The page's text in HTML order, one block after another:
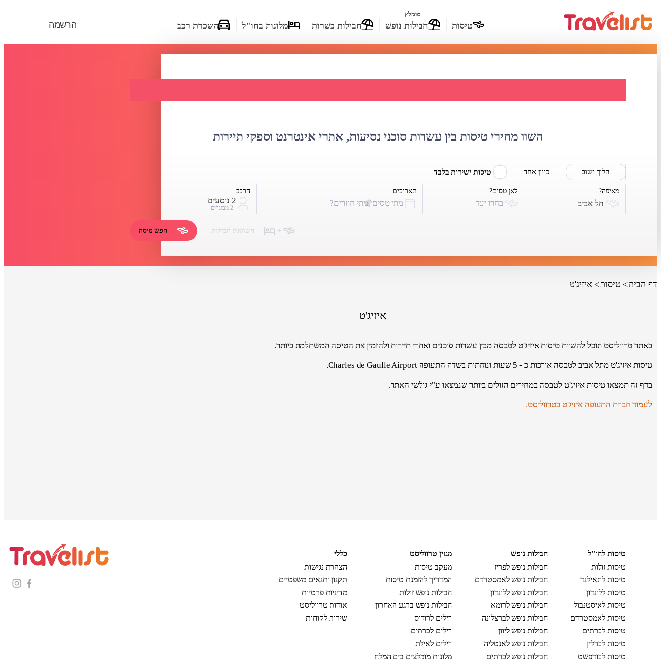
הרשמה טיסות
מומלץ
חבילות נופש חבילות כשרות מלונות בחו"ל השכרת רכב
השוו מחירי טיסות בין עשרות סוכני נסיעות, אתרי אינטרנט וספקי תיירות
הלוך ושוב כיוון אחד טיסות ישירות בלבד
מאיפה?
תל אביב
לאן טסים?
בחרו יעד
תאריכים
מתי טסים?מתי חוזרים?
הרכב
2 נוסעים
2 מבוגרים
+ השוואת חבילות חפש טיסה
דף הבית טיסות איזיג'ט
איזיג'ט
באתר טרווליסט תוכל להשוות טיסות איזיג'ט לטבסה מבין עשרות סוכנים ואתרי תיירות ולהזמין את הטיסה המשתלמת ביותר.
טיסות איזיג'ט מתל אביב לטבסה אורכות כ - 5 שעות ונוחתות בשדה התעופה Charles de Gaulle Airport.
בדף זה תמצאו טיסות איזיג'ט לטבסה במחירים הזולים ביותר שנמצאו ע"י גולשי האתר.
לעמוד חברת התעופה איזיג'ט בטרווליסט.
טיסות לחו"ל
טיסות זולות
טיסות לתאילנד
טיסות ללונדון
טיסות לאיסטנבול
טיסות לאמסטרדם
טיסות לכרתים
טיסות לברלין
טיסות לבודפשט
חבילות נופש
חבילות נופש לפריז
חבילות נופש לאמסטרדם
חבילות נופש ללונדון
חבילות נופש לרומא
חבילות נופש לברצלונה
חבילות נופש ליוון
חבילות נופש לאנטליה
חבילות נופש לכרתים
מגזין טרווליסט
מעקב טיסות
המדריך להזמנת טיסות
חבילות נופש זולות
חבילות נופש ברגע האחרון
דילים לרודוס
דילים לכרתים
דילים לאילת
מלונות מומלצים בים המלח
כללי
הצהרת נגישות
תקנון ותנאים משפטיים
מדיניות פרטיות
אודות טרווליסט
שירות לקוחות